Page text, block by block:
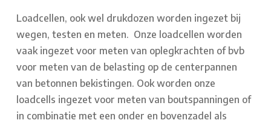
Loadcellen, ook wel drukdozen worden ingezet bij
wegen, testen en meten. Onze loadcellen worden
vaak ingezet voor meten van oplegkrachten of bvb
voor meten van de belasting op de centerpannen
van betonnen bekistingen. Ook worden onze
loadcells ingezet voor meten van boutspanningen of
in combinatie met een onder en bovenzadel als